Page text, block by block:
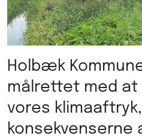
Holbæk
målrettet med at
vores
konsekvenserne